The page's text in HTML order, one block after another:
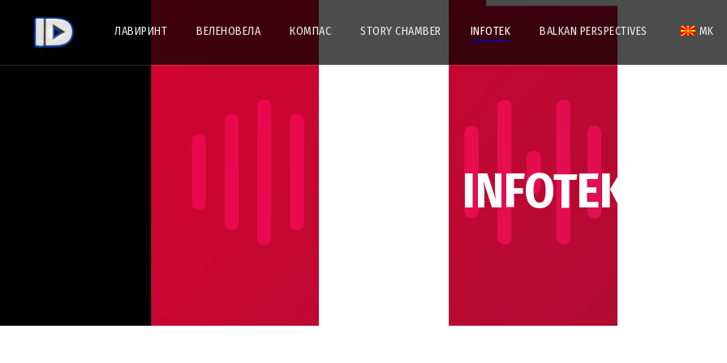
ЛАВИРИНТ ВЕЛЕНОВЕЛА КОМПАС STORY CHAMBER INFOTEK BALKAN PERSPECTIVES MK
INFOTEK